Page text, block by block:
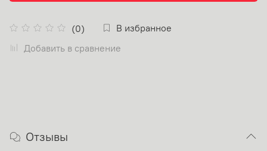
(0)
В избранное
Добавить в сравнение
Отзывы